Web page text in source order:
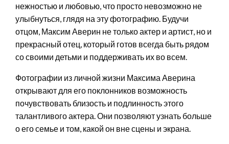
нежностью и любовью, что просто невозможно не
улыбнуться, глядя на эту фотографию. Будучи
отцом, Максим Аверин не только актер и артист, но и
прекрасный отец, который готов всегда быть рядом
со своими детьми и поддерживать их во всем.
Фотографии из личной жизни Максима Аверина
открывают для его поклонников возможность
почувствовать близость и подлинность этого
талантливого актера. Они позволяют узнать больше
о его семье и том, какой он вне сцены и экрана.